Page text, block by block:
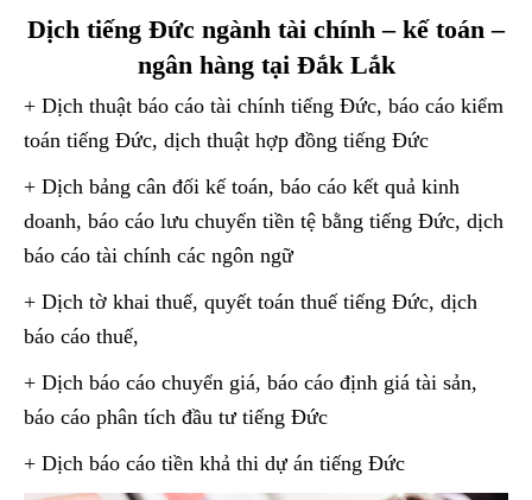
Dịch tiếng Đức ngành tài chính – kế toán –
ngân hàng tại Đắk Lắk
+ Dịch thuật báo cáo tài chính tiếng Đức, báo cáo kiểm
toán tiếng Đức, dịch thuật hợp đồng tiếng Đức
+ Dịch bảng cân đối kế toán, báo cáo kết quả kinh
doanh, báo cáo lưu chuyển tiền tệ bằng tiếng Đức, dịch
báo cáo tài chính các ngôn ngữ
+ Dịch tờ khai thuế, quyết toán thuế tiếng Đức, dịch
báo cáo thuế,
+ Dịch báo cáo chuyển giá, báo cáo định giá tài sản,
báo cáo phân tích đầu tư tiếng Đức
+ Dịch báo cáo tiền khả thi dự án tiếng Đức